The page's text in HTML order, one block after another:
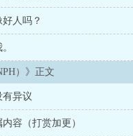
现身，寡言少语的冷面刑
‘自杀’后，留下的两份截
以及三位监护人。 保险箱
的自传，一把编号为‘13’的
被尘封了近二十年的血色
x寡言少语年上刑警x斯文
板：＊刑侦悬疑向 1女3男
纯好人，介意勿入哈。*不
好人吗？
）》正文
有异议
容（打赏加更）